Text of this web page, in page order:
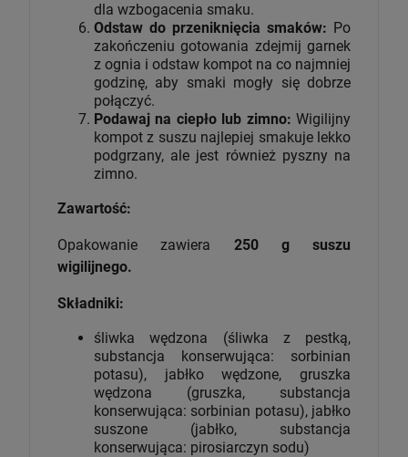
dla wzbogacenia smaku.
Odstaw do przeniknięcia smaków: Po
zakończeniu gotowania zdejmij garnek
z ognia i odstaw kompot na co najmniej
godzinę, aby smaki mogły się dobrze
połączyć.
Podawaj na ciepło lub zimno: Wigilijny
kompot z suszu najlepiej smakuje lekko
podgrzany, ale jest również pyszny na
zimno.
Zawartość:
Opakowanie zawiera 250 g suszu
wigilijnego.
Składniki:
śliwka wędzona (śliwka z pestką,
substancja konserwująca: sorbinian
potasu), jabłko wędzone, gruszka
wędzona (gruszka, substancja
konserwująca: sorbinian potasu), jabłko
suszone (jabłko, substancja
konserwująca: pirosiarczyn sodu)